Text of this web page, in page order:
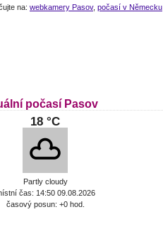
na: webkamery Pasov, počasí v Německu
počasí Pasov
18 °C
Partly cloudy
čas: 14:50 09.08.2026
časový posun: +0 hod.